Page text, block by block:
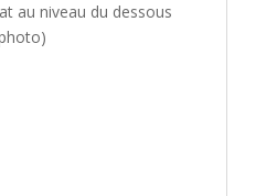
au niveau du dessous